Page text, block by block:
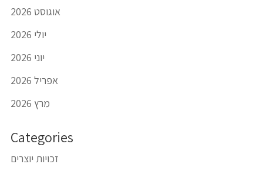
אוגוסט 2026
יולי 2026
יוני 2026
אפריל 2026
מרץ 2026
Categories
זכויות יוצרים